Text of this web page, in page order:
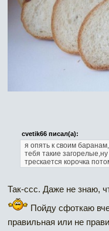
cvetik66 писал(а):
я опять к своим
тебя такие
трескается корочка
Так-ссс. Даже не знаю,
Пойду сфоткаю
правильная или не